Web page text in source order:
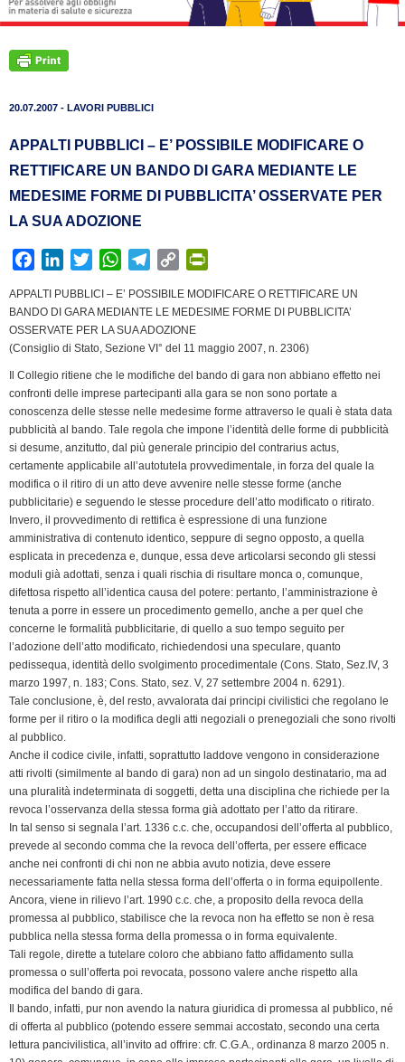
20.07.2007 - LAVORI PUBBLICI
APPALTI PUBBLICI – E’ POSSIBILE MODIFICARE O
RETTIFICARE UN BANDO DI GARA MEDIANTE LE
MEDESIME FORME DI PUBBLICITA’ OSSERVATE PER
LA SUA ADOZIONE
c
e
b
o
o
k
n
k
e
d
I
n
i
t
t
r
W
a
t
s
p
p
l
e
g
r
a
m
C
p
y
L
i
n
k
i
t
r
i
e
n
l
y
APPALTI PUBBLICI – E’ POSSIBILE MODIFICARE O RETTIFICARE UN
BANDO DI GARA MEDIANTE LE MEDESIME FORME DI PUBBLICITA’
OSSERVATE PER LA SUA ADOZIONE
(Consiglio di Stato, Sezione VI° del 11 maggio 2007, n. 2306)
Il Collegio ritiene che le modifiche del bando di gara non abbiano effetto nei
confronti delle imprese partecipanti alla gara se non sono portate a
conoscenza delle stesse nelle medesime forme attraverso le quali è stata data
pubblicità al bando. Tale regola che impone l’identità delle forme di pubblicità
si desume, anzitutto, dal più generale principio del contrarius actus,
certamente applicabile all’autotutela provvedimentale, in forza del quale la
modifica o il ritiro di un atto deve avvenire nelle stesse forme (anche
pubblicitarie) e seguendo le stesse procedure dell’atto modificato o ritirato.
Invero, il provvedimento di rettifica è espressione di una funzione
amministrativa di contenuto identico, seppure di segno opposto, a quella
esplicata in precedenza e, dunque, essa deve articolarsi secondo gli stessi
moduli già adottati, senza i quali rischia di risultare monca o, comunque,
difettosa rispetto all’identica causa del potere: pertanto, l’amministrazione è
tenuta a porre in essere un procedimento gemello, anche a per quel che
concerne le formalità pubblicitarie, di quello a suo tempo seguito per
l’adozione dell’atto modificato, richiedendosi una speculare, quanto
pedissequa, identità dello svolgimento procedimentale (Cons. Stato, Sez.IV, 3
marzo 1997, n. 183; Cons. Stato, sez. V, 27 settembre 2004 n. 6291).
Tale conclusione, è, del resto, avvalorata dai principi civilistici che regolano le
forme per il ritiro o la modifica degli atti negoziali o prenegoziali che sono rivolti
al pubblico.
Anche il codice civile, infatti, soprattutto laddove vengono in considerazione
atti rivolti (similmente al bando di gara) non ad un singolo destinatario, ma ad
una pluralità indeterminata di soggetti, detta una disciplina che richiede per la
revoca l’osservanza della stessa forma già adottato per l’atto da ritirare.
In tal senso si segnala l’art. 1336 c.c. che, occupandosi dell’offerta al pubblico,
prevede al secondo comma che la revoca dell’offerta, per essere efficace
anche nei confronti di chi non ne abbia avuto notizia, deve essere
necessariamente fatta nella stessa forma dell’offerta o in forma equipollente.
Ancora, viene in rilievo l’art. 1990 c.c. che, a proposito della revoca della
promessa al pubblico, stabilisce che la revoca non ha effetto se non è resa
pubblica nella stessa forma della promessa o in forma equivalente.
Tali regole, dirette a tutelare coloro che abbiano fatto affidamento sulla
promessa o sull’offerta poi revocata, possono valere anche rispetto alla
modifica del bando di gara.
Il bando, infatti, pur non avendo la natura giuridica di promessa al pubblico, né
di offerta al pubblico (potendo essere semmai accostato, secondo una certa
lettura pancivilistica, all’invito ad offrire: cfr. C.G.A., ordinanza 8 marzo 2005 n.